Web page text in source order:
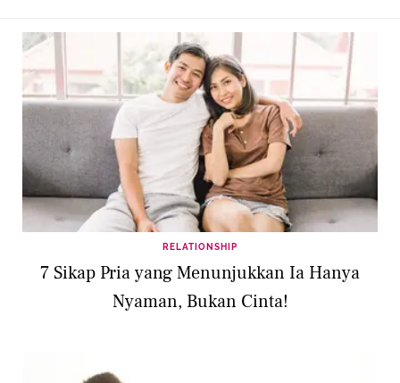
RELATIONSHIP
7 Sikap Pria yang Menunjukkan Ia Hanya
Nyaman, Bukan Cinta!